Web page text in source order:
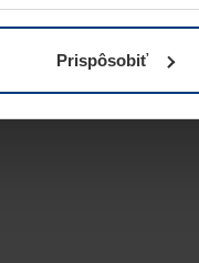
Vyhlásenie o ochrane
Prispôsobiť